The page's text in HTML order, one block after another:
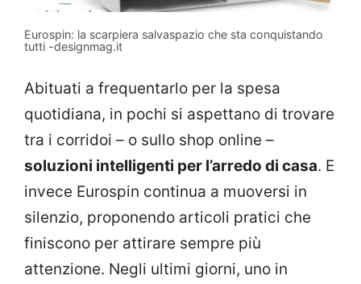
Eurospin: la scarpiera salvaspazio che sta conquistando
tutti -designmag.it
Abituati a frequentarlo per la spesa
quotidiana, in pochi si aspettano di trovare
tra i corridoi – o sullo shop online –
soluzioni intelligenti per l’arredo di casa. E
invece Eurospin continua a muoversi in
silenzio, proponendo articoli pratici che
finiscono per attirare sempre più
attenzione. Negli ultimi giorni, uno in